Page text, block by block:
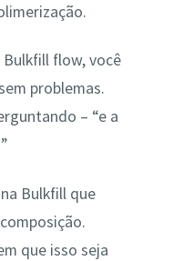
Bulkfill flow, você
problemas.
– “e a
Bulkfill que
que isso seja